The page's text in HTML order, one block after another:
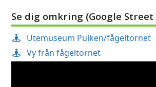
Se dig omkring (Google Street
Utemuseum Pulken/fågeltornet
Vy från fågeltornet